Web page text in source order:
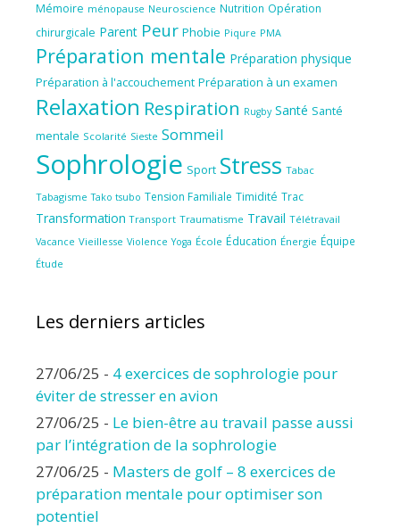
Mémoire ménopause Neuroscience Nutrition Opération
chirurgicale Parent Peur Phobie Piqure PMA
Préparation mentale Préparation physique
Préparation à l'accouchement Préparation à un examen
Relaxation Respiration Rugby Santé Santé
mentale Scolarité Sieste Sommeil
Sophrologie Sport Stress Tabac
Tabagisme Tako tsubo Tension Familiale Timidité Trac
Transformation Transport Traumatisme Travail Télétravail
Vacance Vieillesse Violence Yoga École Éducation Énergie Équipe
Étude
Les derniers articles
27/06/25 - 4 exercices de sophrologie pour
éviter de stresser en avion
27/06/25 - Le bien-être au travail passe aussi
par l’intégration de la sophrologie
27/06/25 - Masters de golf – 8 exercices de
préparation mentale pour optimiser son
potentiel